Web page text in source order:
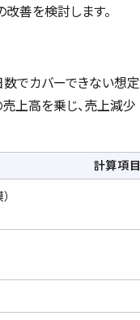
善を検討します。
数でカバーできない想定
上高を乗じ、売上減少
計算項